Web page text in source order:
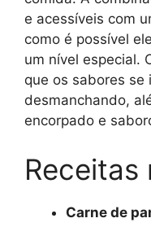
e acessíveis com
como é possível
um nível especial.
que os sabores se
desmanchando,
encorpado e
Receitas
Carne de